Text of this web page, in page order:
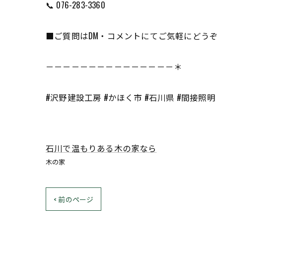
📞 076-283-3360
■ご質問はDM・コメントにてご気軽にどうぞ
－－－－－－－－－－－－－－－＊
#沢野建設工房 #かほく市 #石川県 #間接照明
石川で温もりある木の家なら
木の家
< 前のページ